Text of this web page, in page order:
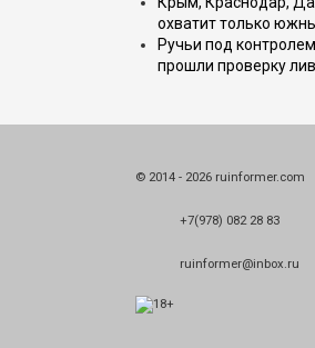
охватит только
Ручьи под
прошли проверку
© 2014 - 2026 ruinformer.com
+7(978) 082 28 83
ruinformer@inbox.ru